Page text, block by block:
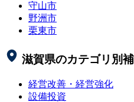
守山市
野洲市
栗東市
滋賀県のカテゴリ別
経営改善・経営強化
設備投資